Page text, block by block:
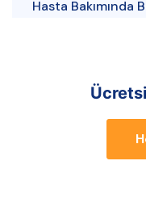
Hasta Bakımında